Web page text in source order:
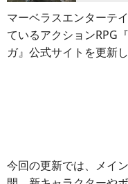
マーベラスエンターテ
ているアクションRPG
ガ』公式サイトを更新し
今回の更新では、メイ